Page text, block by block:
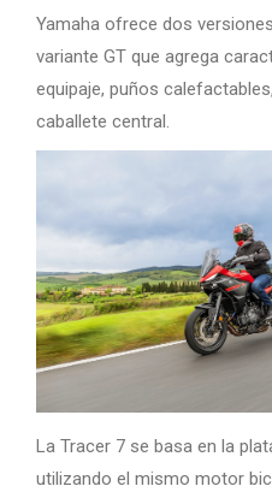
Yamaha ofrece dos
variante GT que agrega
equipaje, puños
caballete central.
La Tracer 7 se basa en la
utilizando el mismo motor